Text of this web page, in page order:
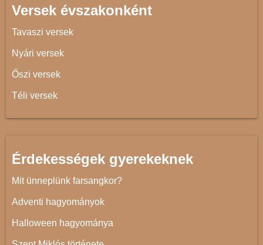
Versek évszakonként
Tavaszi versek
Nyári versek
Őszi versek
Téli versek
Érdekességek gyerekeknek
Mit ünneplünk farsangkor?
Adventi hagyományok
Halloween hagyománya